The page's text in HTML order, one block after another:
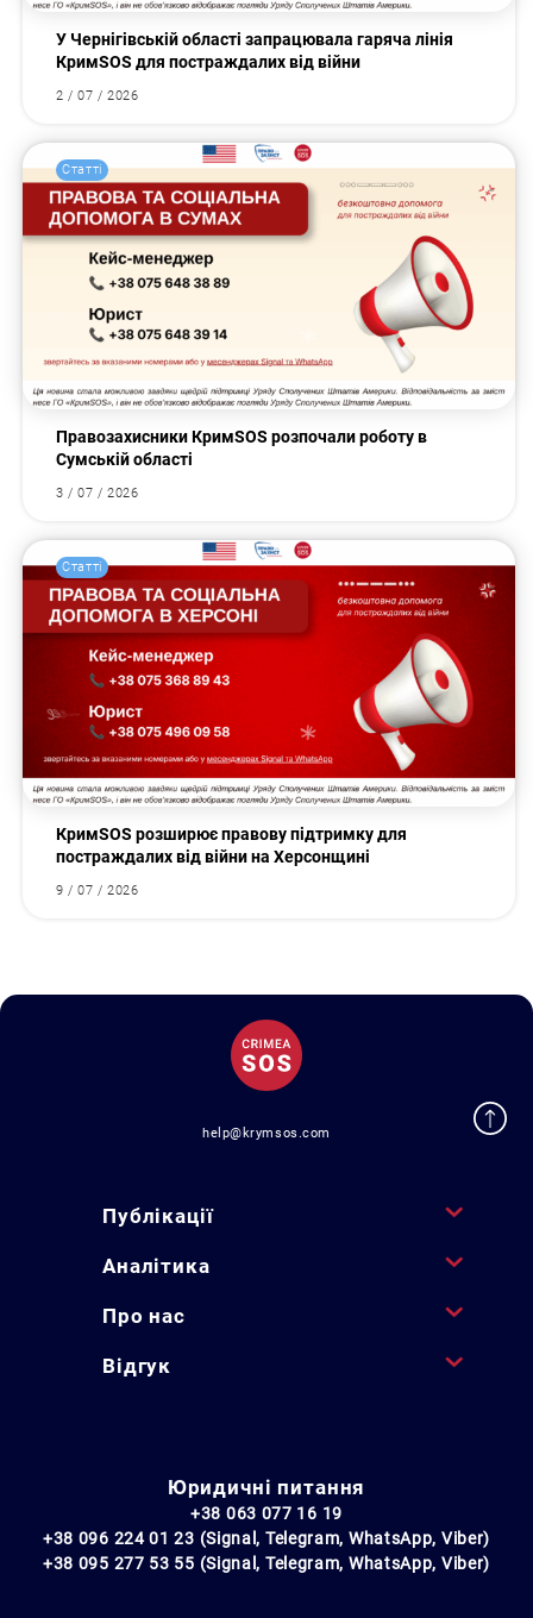
У Чернігівській області запрацювала гаряча лінія
КримSOS для постраждалих від війни
2 / 07 / 2026
Статті
Правозахисники КримSOS розпочали роботу в
Сумській області
3 / 07 / 2026
Статті
КримSOS розширює правову підтримку для
постраждалих від війни на Херсонщині
9 / 07 / 2026
help@krymsos.com
Публікації
Аналітика
Про нас
Відгук
Юридичні питання
+38 063 077 16 19
+38 096 224 01 23 (Signal, Telegram, WhatsApp, Viber)
+38 095 277 53 55 (Signal, Telegram, WhatsApp, Viber)